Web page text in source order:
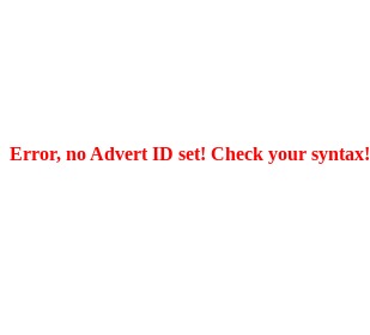
Error, no Advert ID set! Check your syntax!